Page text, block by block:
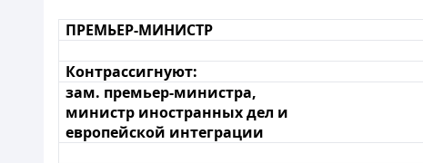
ПРЕМЬЕР-МИНИСТР
Контрассигнуют:
зам. премьер-министра,
министр иностранных дел и
европейской интеграции